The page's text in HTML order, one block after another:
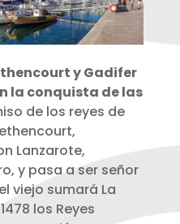
y Gadifer
la conquista de las
de los reyes de
Lanzarote,
y pasa a ser señor
viejo sumará La
los Reyes